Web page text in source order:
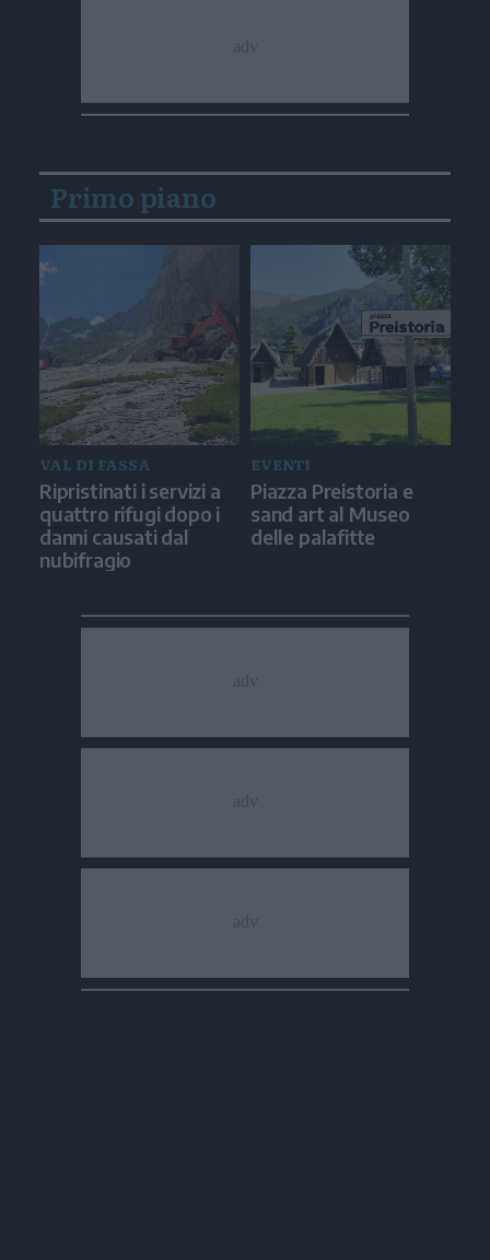
Primo piano
VAL DI FASSA
Ripristinati i servizi a
quattro rifugi dopo i
danni causati dal
nubifragio
EVENTI
Piazza Preistoria e
sand art al Museo
delle palafitte